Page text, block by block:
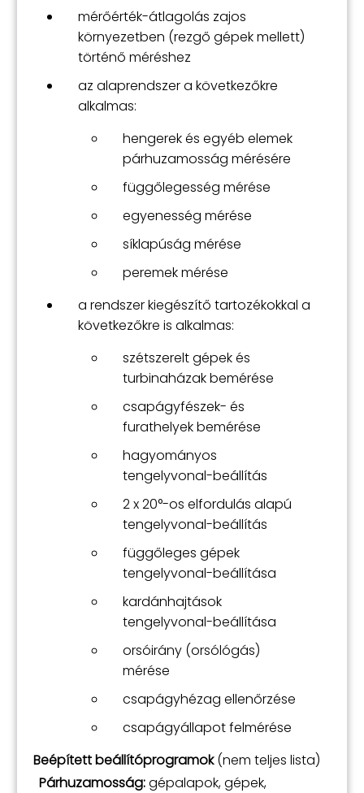
mérőérték-átlagolás zajos
környezetben (rezgő gépek mellett)
történő méréshez
az alaprendszer a következőkre
alkalmas:
hengerek és egyéb elemek
párhuzamosság mérésére
függőlegesség mérése
egyenesség mérése
síklapúság mérése
peremek mérése
a rendszer kiegészítő tartozékokkal a
következőkre is alkalmas:
szétszerelt gépek és
turbinaházak bemérése
csapágyfészek- és
furathelyek bemérése
hagyományos
tengelyvonal-beállítás
2 x 20°-os elfordulás alapú
tengelyvonal-beállítás
függőleges gépek
tengelyvonal-beállítása
kardánhajtások
tengelyvonal-beállítása
orsóirány (orsólógás)
mérése
csapágyhézag ellenőrzése
csapágyállapot felmérése
Beépített beállítóprogramok(nem teljes lista)
Párhuzamosság:gépalapok, gépek,